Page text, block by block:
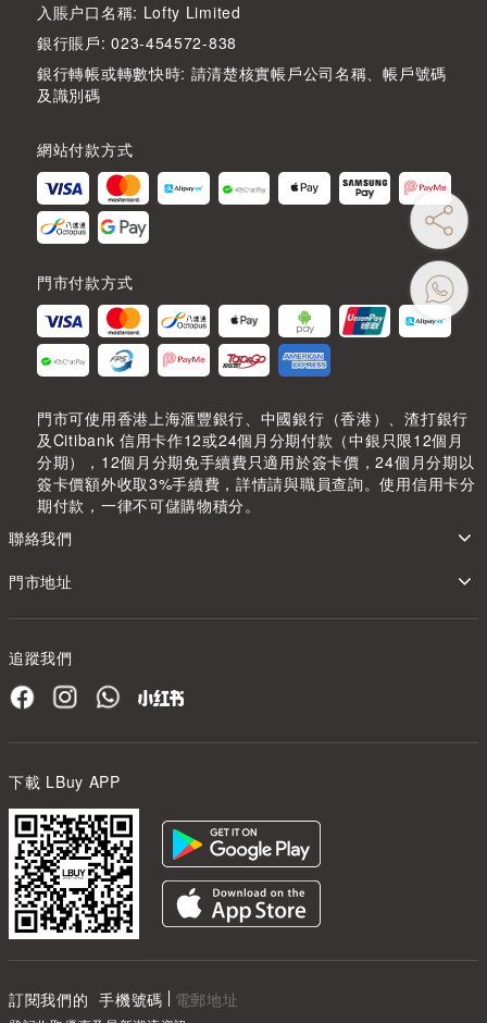
入賬户口名稱: Lofty Limited
銀行賬戶: 023-454572-838
銀行轉帳或轉數快時: 請清楚核實帳戶公司名稱、帳戶號碼
及識別碼
網站付款方式
門市付款方式
門市可使用香港上海滙豐銀行、中國銀行（香港）、渣打銀行
及Citibank 信用卡作12或24個月分期付款（中銀只限12個月
分期），12個月分期免手續費只適用於簽卡價，24個月分期以
簽卡價額外收取3%手續費，詳情請與職員查詢。使用信用卡分
期付款，一律不可儲購物積分。
聯絡我們
門市地址
追蹤我們
下載 LBuy APP
訂閱我們的 手機號碼 電郵地址